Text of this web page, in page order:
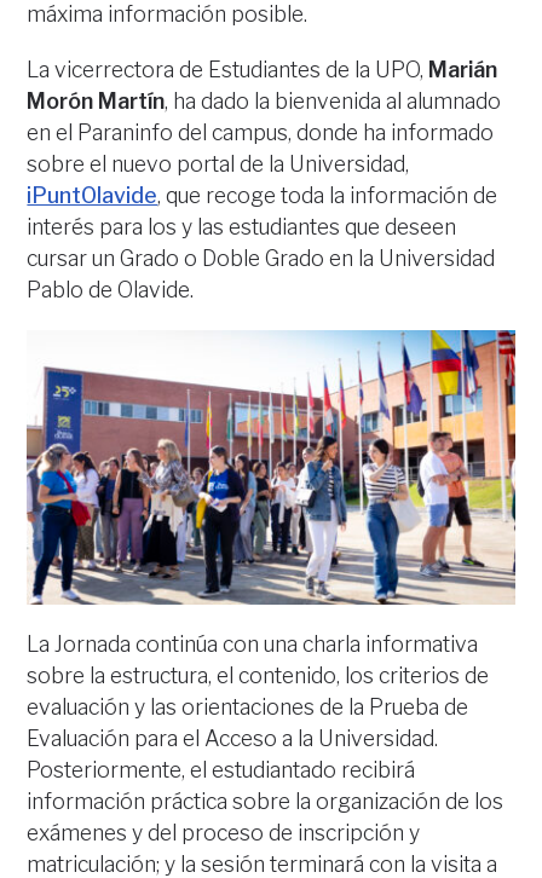
máxima información posible.
La vicerrectora de Estudiantes de la UPO, Marián
Morón Martín, ha dado la bienvenida al alumnado
en el Paraninfo del campus, donde ha informado
sobre el nuevo portal de la Universidad,
iPuntOlavide, que recoge toda la información de
interés para los y las estudiantes que deseen
cursar un Grado o Doble Grado en la Universidad
Pablo de Olavide.
La Jornada continúa con una charla informativa
sobre la estructura, el contenido, los criterios de
evaluación y las orientaciones de la Prueba de
Evaluación para el Acceso a la Universidad.
Posteriormente, el estudiantado recibirá
información práctica sobre la organización de los
exámenes y del proceso de inscripción y
matriculación; y la sesión terminará con la visita a